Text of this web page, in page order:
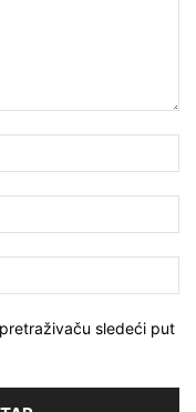
sledeći put